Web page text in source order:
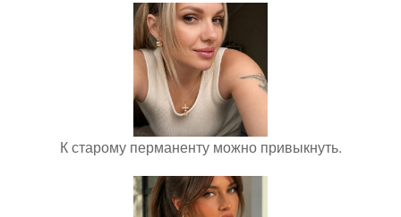
К старому перманенту можно привыкнуть.